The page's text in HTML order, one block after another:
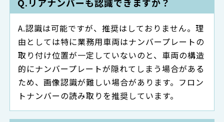
認識は可能ですが、推奨はしておりません。理
由としては特に業務用車両はナンバープレートの
取り付け位置が一定していないのと、車両の構造
的にナンバープレートが隠れてしまう場合がある
ため、画像認識が難しい場合があります。フロン
トナンバーの読み取りを推奨しています。